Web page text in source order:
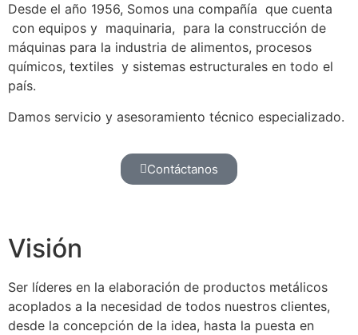
Desde el año 1956, Somos una compañía que cuenta
con equipos y maquinaria, para la construcción de
máquinas para la industria de alimentos, procesos
químicos, textiles y sistemas estructurales en todo el
país.
Damos servicio y asesoramiento técnico especializado.
Contáctanos
Visión
Ser líderes en la elaboración de productos metálicos
acoplados a la necesidad de todos nuestros clientes,
desde la concepción de la idea, hasta la puesta en